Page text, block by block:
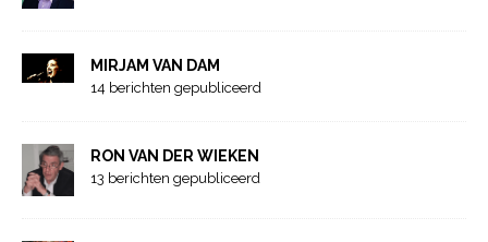
MIRJAM VAN DAM
14 berichten gepubliceerd
RON VAN DER WIEKEN
13 berichten gepubliceerd